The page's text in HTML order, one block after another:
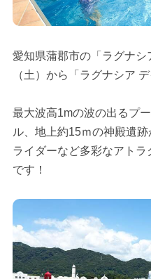
愛知県蒲郡市の「ラグナシ
（土）から「ラグナシア
最大波高1mの波の出るプ
ル、地上約15ｍの神殿遺
ライダーなど多彩なアト
です！